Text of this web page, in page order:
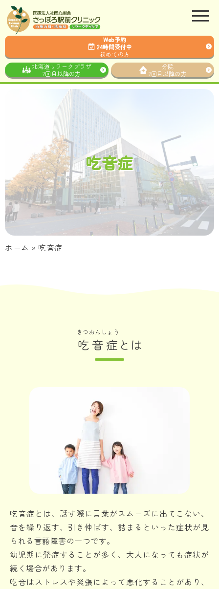
北海道リワークプラザ
2回目以降の方
分院
2回目以降の方
Web予約
24時間受付中
初めての方
吃音症
ホーム » 吃音症
吃音症
きつおんしょう
とは
吃音症とは、話す際に言葉がスムーズに出てこない、
音を繰り返す、引き伸ばす、詰まるといった症状が見
られる言語障害の一つです。
幼児期に発症することが多く、大人になっても症状が
続く場合があります。
吃音はストレスや緊張によって悪化することがあり、